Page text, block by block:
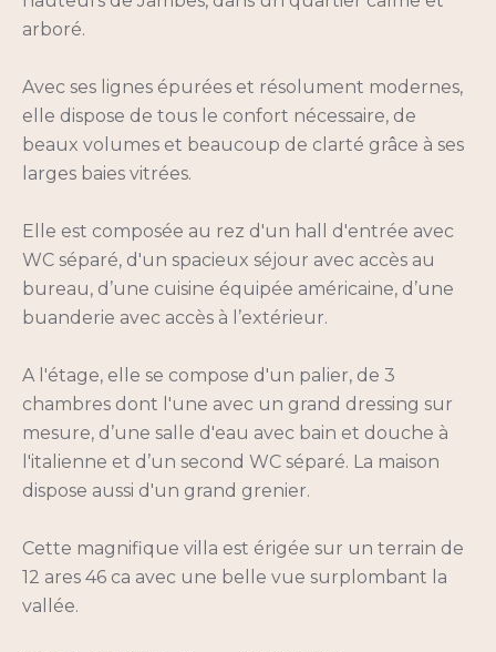
arboré.
Avec ses lignes épurées et résolument modernes,
elle dispose de tous le confort nécessaire, de
beaux volumes et beaucoup de clarté grâce à ses
larges baies vitrées.
Elle est composée au rez d'un hall d'entrée avec
WC séparé, d'un spacieux séjour avec accès au
bureau, d’une cuisine équipée américaine, d’une
buanderie avec accès à l’extérieur.
A l'étage, elle se compose d'un palier, de 3
chambres dont l'une avec un grand dressing sur
mesure, d’une salle d'eau avec bain et douche à
l'italienne et d’un second WC séparé. La maison
dispose aussi d'un grand grenier.
Cette magnifique villa est érigée sur un terrain de
12 ares 46 ca avec une belle vue surplombant la
vallée.